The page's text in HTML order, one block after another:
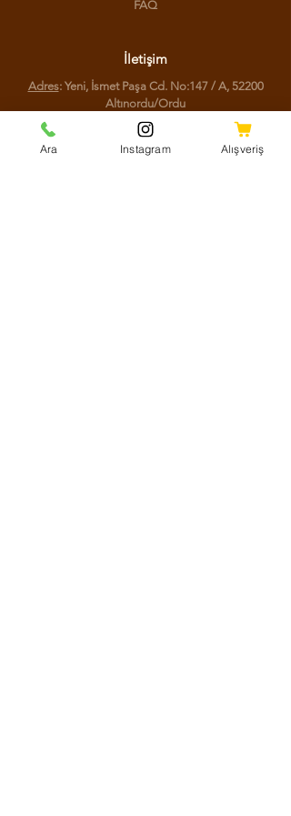
FAQ
İletişim
Adres: Yeni, İsmet Paşa Cd. No:147 / A, 52200
Altınordu/Ordu
(0452) 777 77 44
Ara Instagram Alışveriş